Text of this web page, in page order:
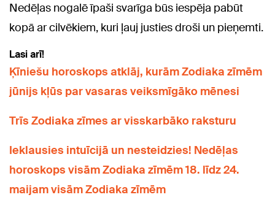
Nedēļas nogalē īpaši svarīga būs iespēja pabūt
kopā ar cilvēkiem, kuri ļauj justies droši un pieņemti.
Lasi arī!
Ķīniešu horoskops atklāj, kurām Zodiaka zīmēm
jūnijs kļūs par vasaras veiksmīgāko mēnesi
Trīs Zodiaka zīmes ar visskarbāko raksturu
Ieklausies intuīcijā un nesteidzies! Nedēļas
horoskops visām Zodiaka zīmēm 18. līdz 24.
maijam visām Zodiaka zīmēm